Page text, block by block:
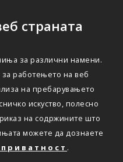
страната
за различни намени.
работењето на веб
на пребарувањето
искуство, полесно
на содржините што
можете да дознаете
.